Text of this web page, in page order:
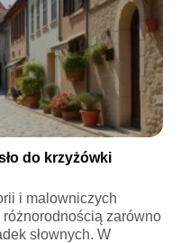
do krzyżówki
i malowniczych
zarówno
słownych. W